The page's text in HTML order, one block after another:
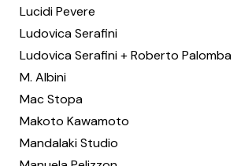
Lucidi Pevere
Ludovica Serafini
Ludovica Serafini + Roberto Palomba
M. Albini
Mac Stopa
Makoto Kawamoto
Mandalaki Studio